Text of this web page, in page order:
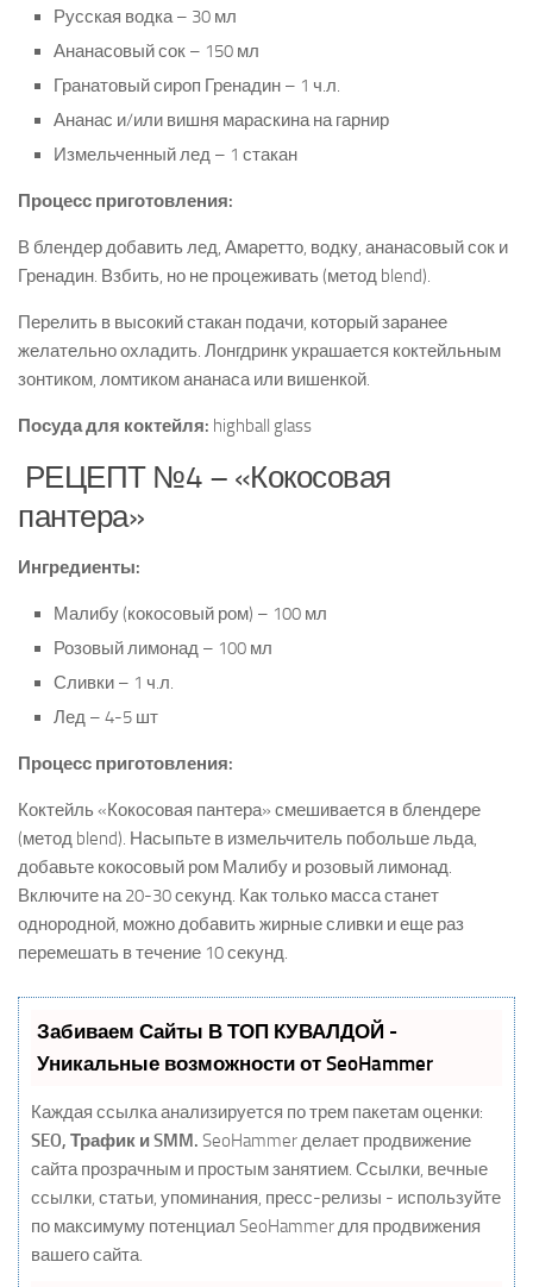
Русская водка – 30 мл
Ананасовый сок – 150 мл
Гранатовый сироп Гренадин – 1 ч.л.
Ананас и/или вишня мараскина на гарнир
Измельченный лед – 1 стакан
Процесс приготовления:
В блендер добавить лед, Амаретто, водку, ананасовый сок и
Гренадин. Взбить, но не процеживать (метод blend).
Перелить в высокий стакан подачи, который заранее
желательно охладить. Лонгдринк украшается коктейльным
зонтиком, ломтиком ананаса или вишенкой.
Посуда для коктейля: highball glass
РЕЦЕПТ №4 – «Кокосовая
пантера»
Ингредиенты:
Малибу (кокосовый ром) – 100 мл
Розовый лимонад – 100 мл
Сливки – 1 ч.л.
Лед – 4-5 шт
Процесс приготовления:
Коктейль «Кокосовая пантера» смешивается в блендере
(метод blend). Насыпьте в измельчитель побольше льда,
добавьте кокосовый ром Малибу и розовый лимонад.
Включите на 20-30 секунд. Как только масса станет
однородной, можно добавить жирные сливки и еще раз
перемешать в течение 10 секунд.
Забиваем Сайты В ТОП КУВАЛДОЙ -
Уникальные возможности от SeoHammer
Каждая ссылка анализируется по трем пакетам оценки:
SEO, Трафик и SMM. SeoHammer делает продвижение
сайта прозрачным и простым занятием. Ссылки, вечные
ссылки, статьи, упоминания, пресс-релизы - используйте
по максимуму потенциал SeoHammer для продвижения
вашего сайта.